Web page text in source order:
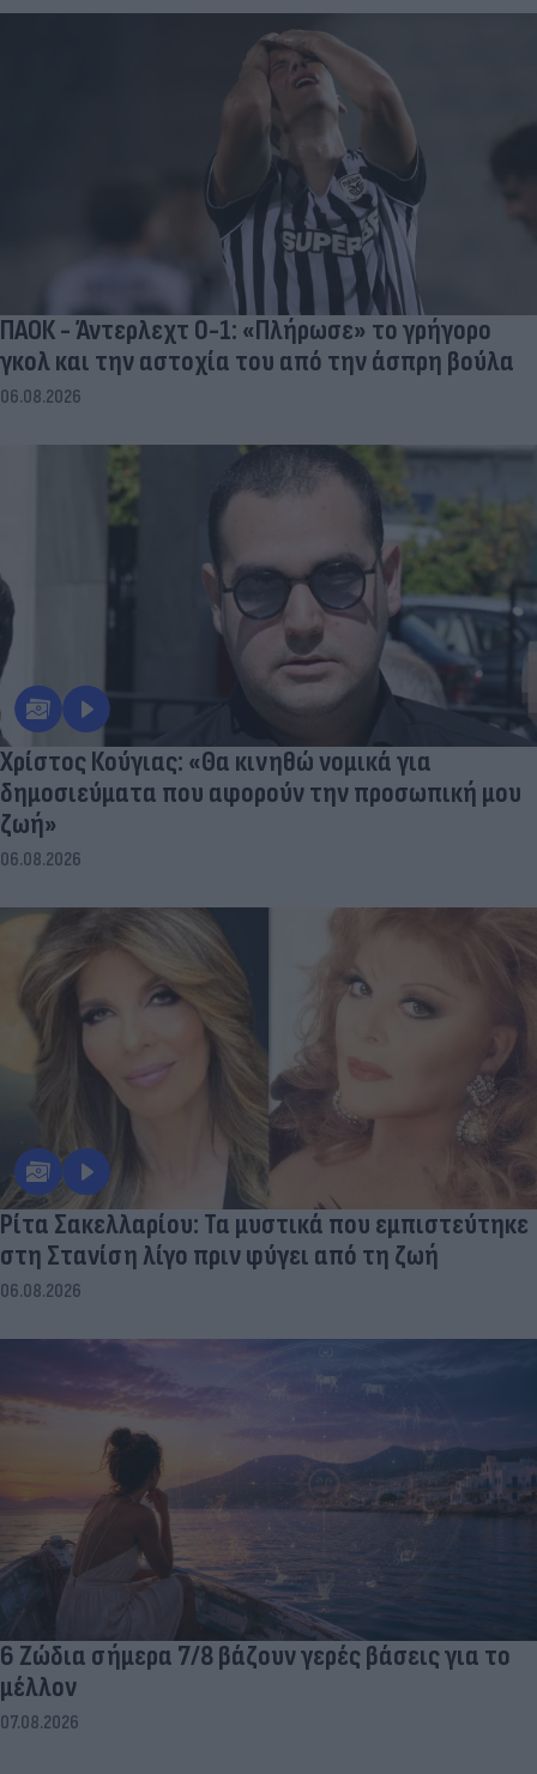
ΠΑΟΚ - Άντερλεχτ 0-1: «Πλήρωσε» το γρήγορο
γκολ και την αστοχία του από την άσπρη βούλα
06.08.2026
Χρίστος Κούγιας: «Θα κινηθώ νομικά για
δημοσιεύματα που αφορούν την προσωπική μου
ζωή»
06.08.2026
Ρίτα Σακελλαρίου: Τα μυστικά που εμπιστεύτηκε
στη Στανίση λίγο πριν φύγει από τη ζωή
06.08.2026
6 Ζώδια σήμερα 7/8 βάζουν γερές βάσεις για το
μέλλον
07.08.2026